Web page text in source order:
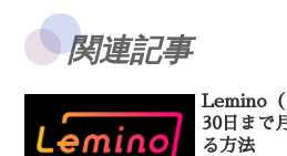
関連記事
Lemino（
30日まで
る方法